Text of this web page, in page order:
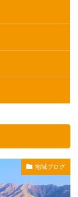
地域ブログ